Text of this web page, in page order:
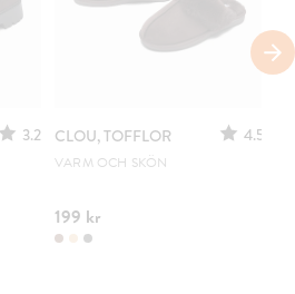
3.2 CLOU, TOFFLOR 4.5
VARM OCH SKÖN
199 kr